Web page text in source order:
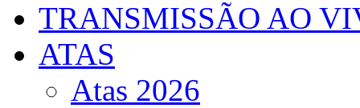
TRANSMISSÃO AO
ATAS
Atas 2026